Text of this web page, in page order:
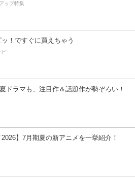
ップ特集
！ですぐに買えちゃう
ピ
ドラマも、注目作＆話題作が勢ぞろい！
2026】7月期夏の新アニメを一挙紹介！